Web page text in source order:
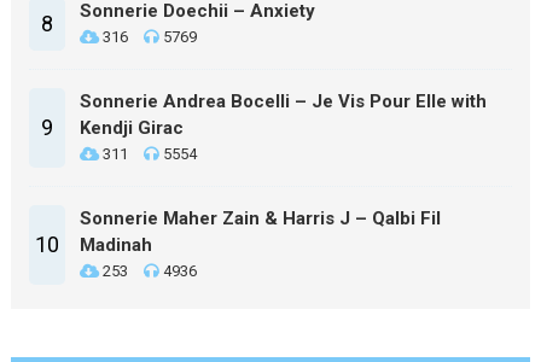
8 Sonnerie Doechii – Anxiety
316 5769
9
Sonnerie Andrea Bocelli – Je Vis Pour Elle with
Kendji Girac
311 5554
10
Sonnerie Maher Zain & Harris J – Qalbi Fil
Madinah
253 4936